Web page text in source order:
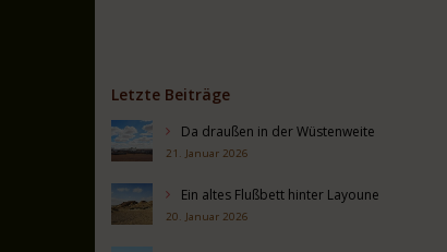
Letzte Beiträge
Da draußen in der Wüstenweite
21. Januar 2026
Ein altes Flußbett hinter Layoune
20. Januar 2026